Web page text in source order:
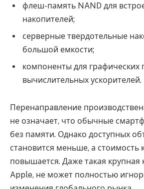
флеш-память NAND для
накопителей;
серверные твердотельные
большой емкости;
компоненты для графических
вычислительных ускорителей.
Перенаправление
не означает, что обычные
без памяти. Однако доступных
становится меньше, а стоимость
повышается. Даже такая крупная
Apple, не может полностью